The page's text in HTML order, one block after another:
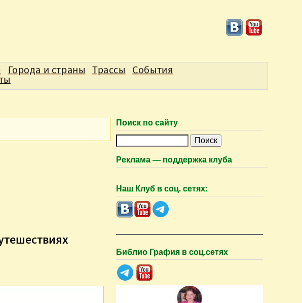
Города и страны Трассы События
Поиск по сайту
и
к
Реклама — поддержка клуба
Наш Клуб в соц. сетях:
Библио Графия в соц.сетях